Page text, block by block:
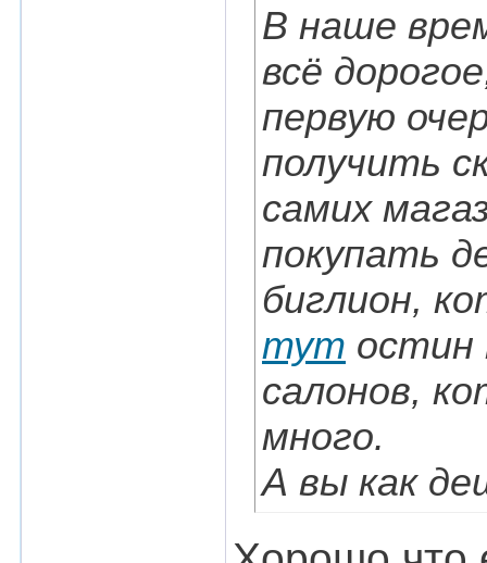
В наше
всё
первую
получить
самих
покупать
биглион,
тут остин
салонов,
много.
А вы как